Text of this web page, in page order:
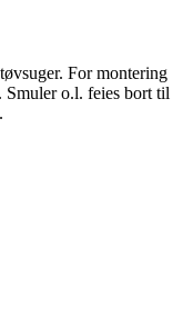
For montering
o.l. feies bort til